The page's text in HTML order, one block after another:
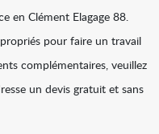
en Clément Elagage 88.
pour faire un travail
complémentaires, veuillez
un devis gratuit et sans